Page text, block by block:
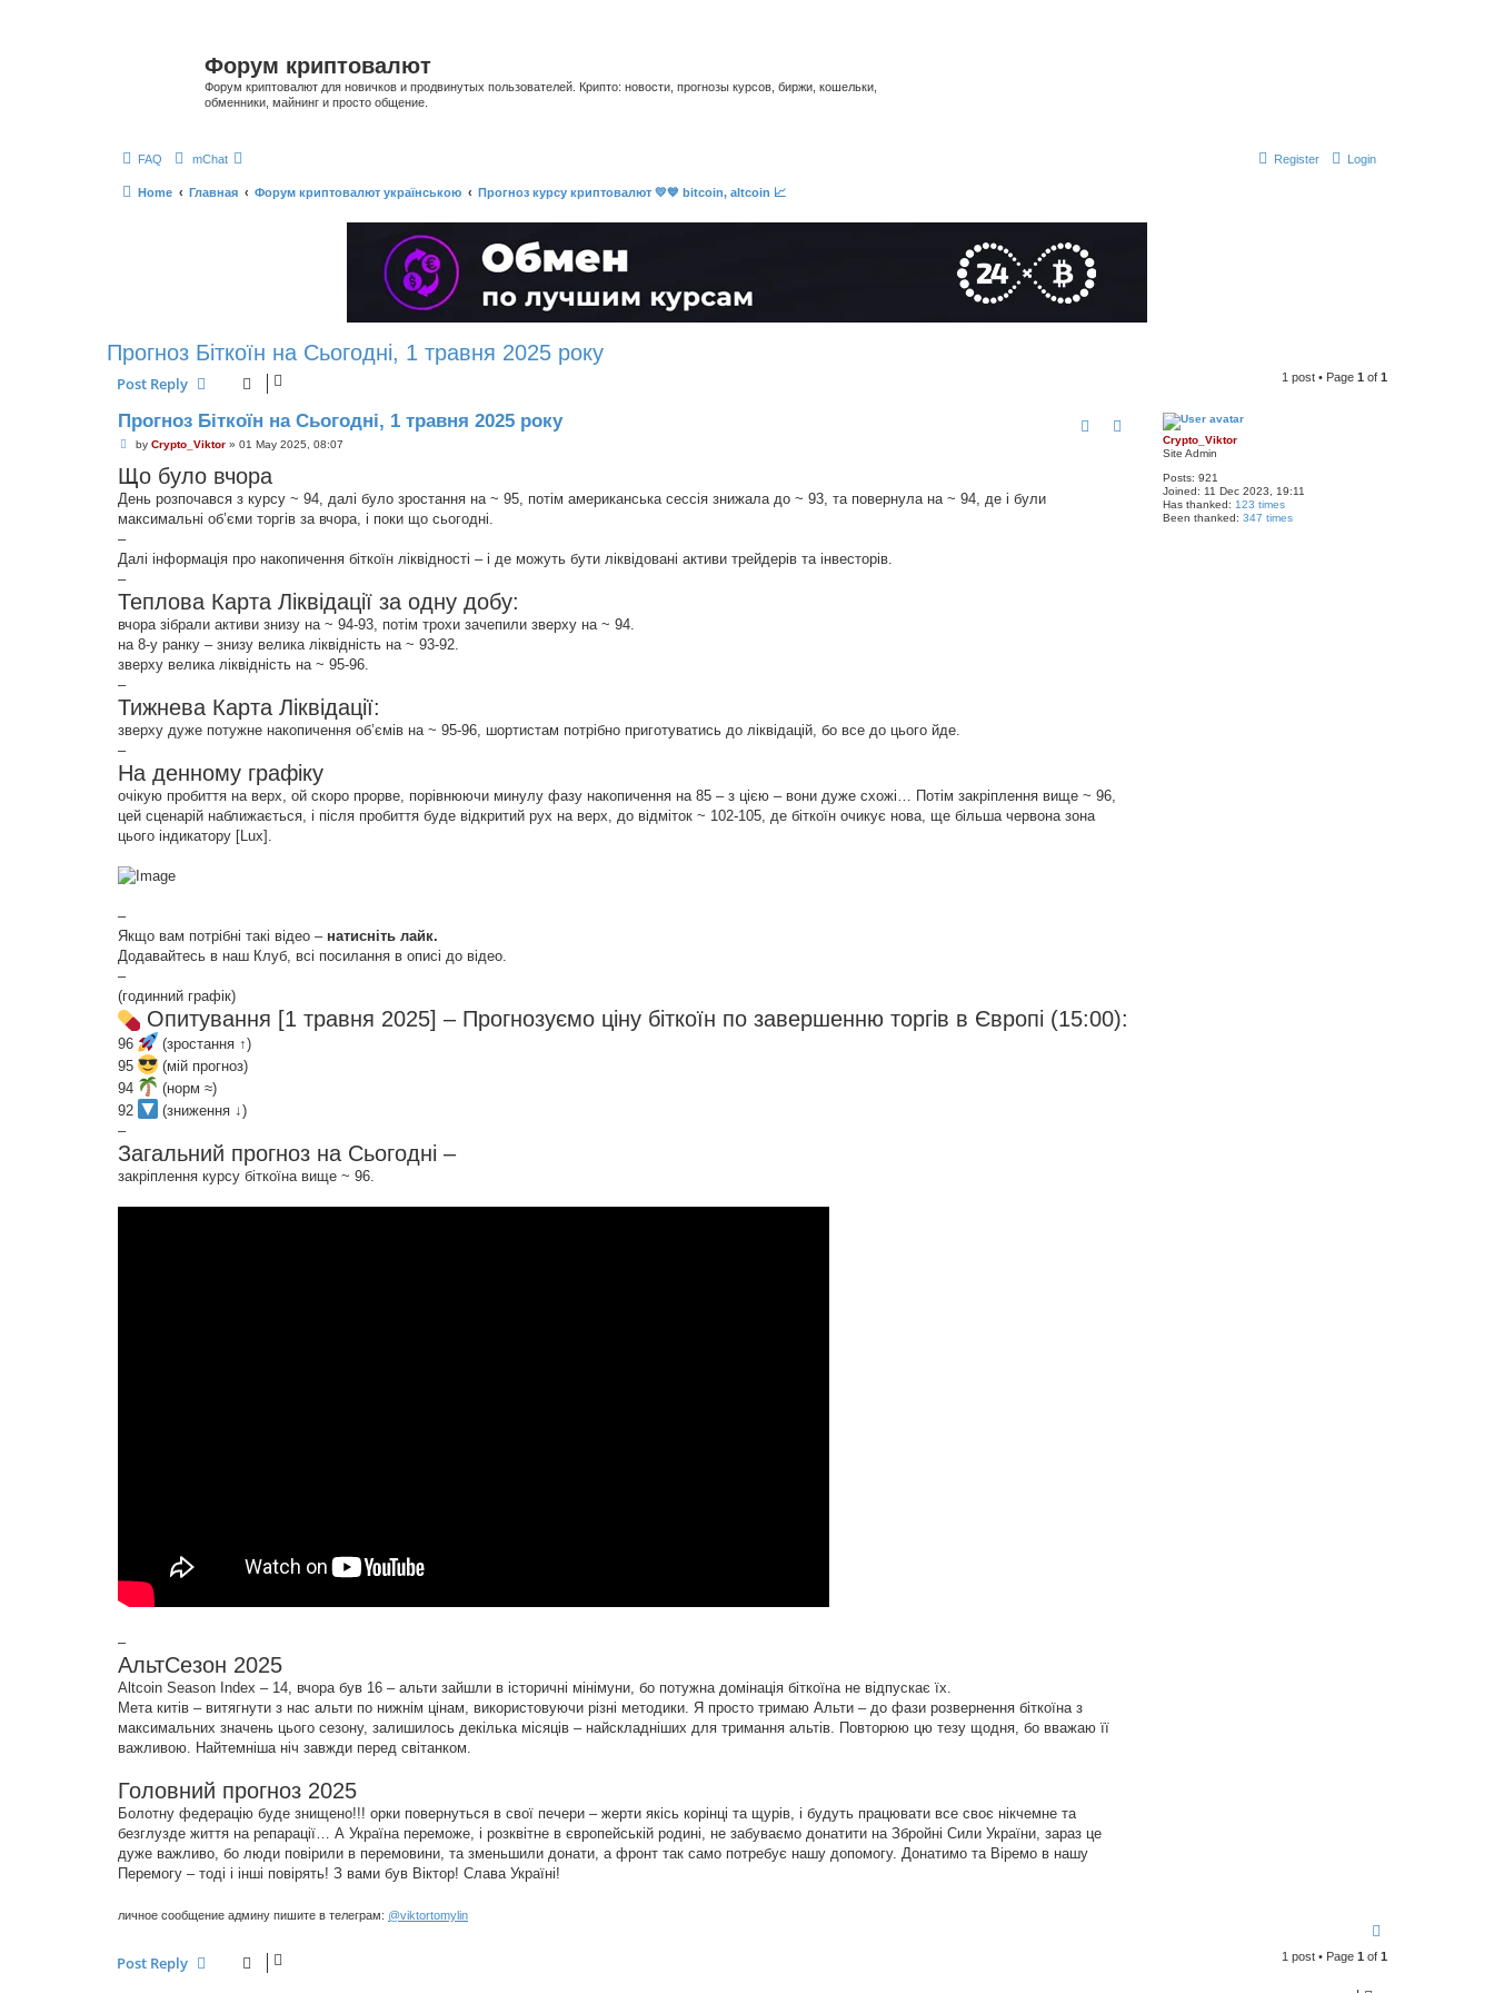
Форум криптовалют
Форум криптовалют для новичков и продвинутых пользователей. Крипто: новости, прогнозы курсов, биржи, кошельки,
обменники, майнинг и просто общение.
FAQ mChat Login
Register
Home Главная Форум криптовалют українською Прогноз курсу криптовалют 💛💙 bitcoin, altcoin 📈
Прогноз Біткоїн на Сьогодні, 1 травня 2025 року
Post Reply 1 post • Page 1 of 1
Crypto_Viktor
Site Admin
Posts: 921
Joined: 11 Dec 2023, 19:11
Has thanked: 123 times
Been thanked: 347 times
Прогноз Біткоїн на Сьогодні, 1 травня 2025 року
P
s
t
by Crypto_Viktor» 01 May 2025, 08:07
Що було вчора
День розпочався з курсу ~ 94, далі було зростання на ~ 95, потім американська сессія знижала до ~ 93, та повернула на ~ 94, де і були
максимальні об’єми торгів за вчора, і поки що сьогодні.
–
Далі інформація про накопичення біткоїн ліквідності – і де можуть бути ліквідовані активи трейдерів та інвесторів.
–
Теплова Карта Ліквідації за одну добу:
вчора зібрали активи знизу на ~ 94-93, потім трохи зачепили зверху на ~ 94.
на 8-у ранку – знизу велика ліквідність на ~ 93-92.
зверху велика ліквідність на ~ 95-96.
–
Тижнева Карта Ліквідації:
зверху дуже потужне накопичення об’ємів на ~ 95-96, шортистам потрібно приготуватись до ліквідацій, бо все до цього йде.
–
На денному графіку
очікую пробиття на верх, ой скоро прорве, порівнюючи минулу фазу накопичення на 85 – з цією – вони дуже схожі… Потім закріплення вище ~ 96,
цей сценарій наближається, і після пробиття буде відкритий рух на верх, до відміток ~ 102-105, де біткоїн очикує нова, ще більша червона зона
цього індикатору [Lux].
–
Якщо вам потрібні такі відео – натисніть лайк.
Додавайтесь в наш Клуб, всі посилання в описі до відео.
–
(годинний графік)
Опитування [1 травня 2025] – Прогнозуємо ціну біткоїн по завершенню торгів в Європі (15:00):
96
(зростання ↑)
95
(мій прогноз)
94
(норм ≈)
92
(зниження ↓)
–
Загальний прогноз на Сьогодні –
закріплення курсу біткоїна вище ~ 96.
–
АльтСезон 2025
Altcoin Season Index – 14, вчора був 16 – альти зайшли в історичні мінімуни, бо потужна домінація біткоїна не відпускає їх.
Мета китів – витягнути з нас альти по нижнім цінам, використовуючи різні методики. Я просто тримаю Альти – до фази розвернення біткоїна з
максимальних значень цього сезону, залишилось декілька місяців – найскладніших для тримання альтів. Повторюю цю тезу щодня, бо вважаю її
важливою. Найтемніша ніч завжди перед світанком.
Головний прогноз 2025
Болотну федерацію буде знищено!!! орки повернуться в свої печери – жерти якісь корінці та щурів, і будуть працювати все своє нікчемне та
безглузде життя на репарації… А Україна переможе, і розквітне в європейській родині, не забуваємо донатити на Збройні Сили України, зараз це
дуже важливо, бо люди повірили в перемовини, та зменьшили донати, а фронт так само потребує нашу допомогу. Донатимо та Віремо в нашу
Перемогу – тоді і інші повірять! З вами був Віктор! Слава Україні!
личное сообщение админу пишите в телеграм: @viktortomylin
p
Post Reply 1 post • Page 1 of 1